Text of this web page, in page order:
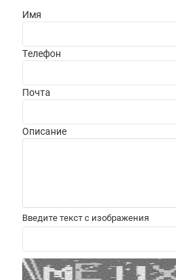
Имя
Телефон
Почта
Описание
Введите текст с изображения